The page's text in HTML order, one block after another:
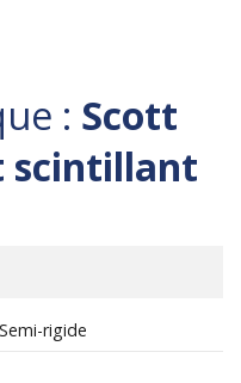
: Scott
scintillant
Semi-rigide